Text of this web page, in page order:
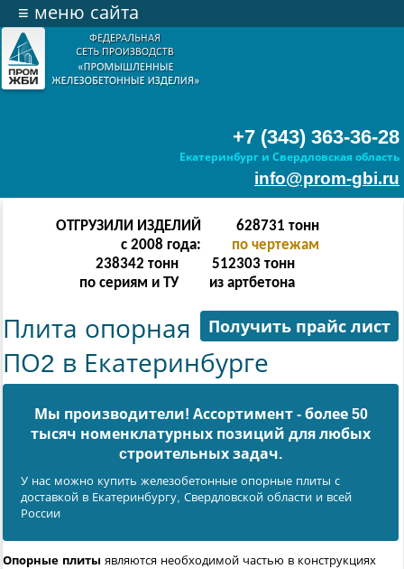
+7 (343) 363-36-28
Екатеринбург и Свердловская область
info@prom-gbi.ru
≡ меню сайта
ОТГРУЗИЛИ ИЗДЕЛИЙ
с 2008 года:
628731 тонн
по чертежам
238342 тонн
по сериям и ТУ
512303 тонн
из артбетона
Получить прайс лист
Плита опорная
ПО2 в Екатеринбурге
Мы производители! Ассортимент - более 50
тысяч номенклатурных позиций для любых
cтроительных задач.
У нас можно купить железобетонные опорные плиты с
доставкой в Екатеринбургу, Свердловской области и всей
России
Опорные плиты являются необходимой частью в конструкциях